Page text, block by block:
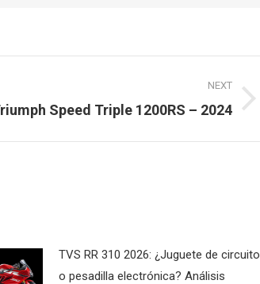
NEXT
Speed Triple 1200RS – 2024
TVS RR 310 2026: ¿Juguete de circuito
o pesadilla electrónica? Análisis